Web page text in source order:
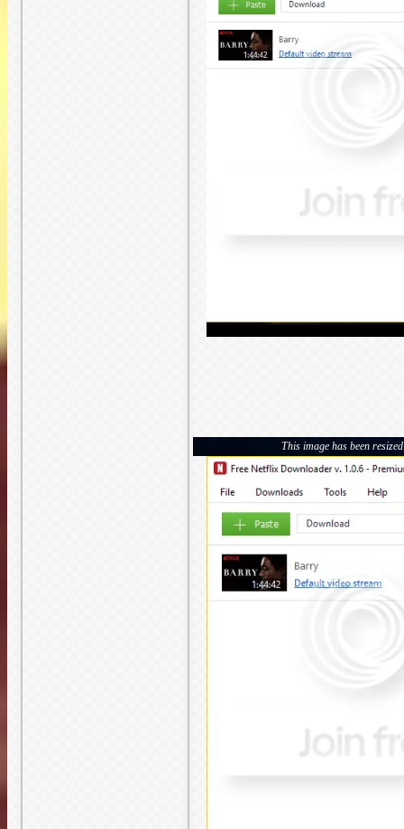
This image has been